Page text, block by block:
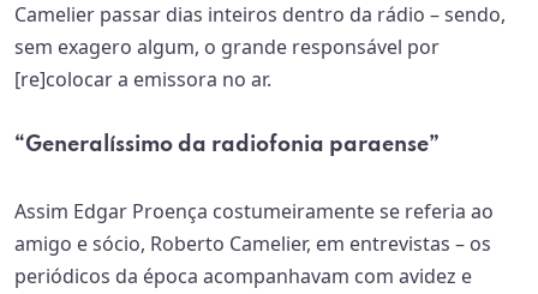
Camelier passar dias inteiros dentro da rádio – sendo,
sem exagero algum, o grande responsável por
[re]colocar a emissora no ar.
“Generalíssimo da radiofonia paraense”
Assim Edgar Proença costumeiramente se referia ao
amigo e sócio, Roberto Camelier, em entrevistas – os
periódicos da época acompanhavam com avidez e